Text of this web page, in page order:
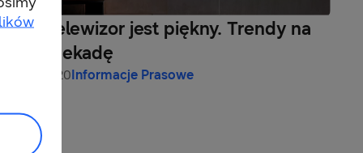
Duży telewizor jest piękny. Trendy na
nową dekadę
01-04-2020Informacje Prasowe